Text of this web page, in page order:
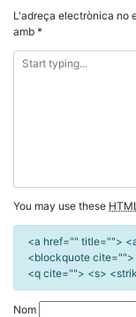
L'adreça electrònica no
amb *
You may use these
<a href="" title="">
<blockquote
<q cite=""> <s>
Nom